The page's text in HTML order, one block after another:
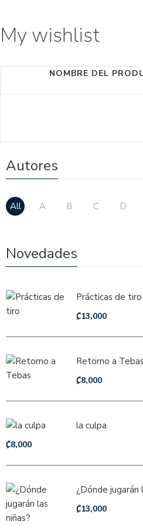
My wishlist
NOMBRE DEL
Autores
All A B C D
Novedades
Prácticas de tiro
₡13,000
Retorno a Tebas
₡8,000
la culpa
₡8,000
¿Dónde jugarán
₡13,000